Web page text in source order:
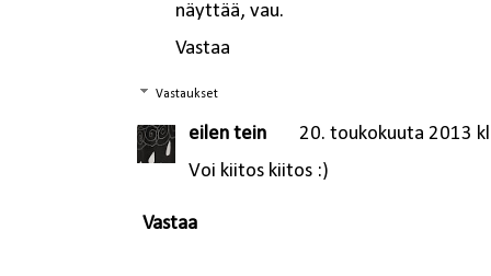
näyttää, vau.
Vastaa
Vastaukset
eilen tein
20. toukokuuta 2013
Voi kiitos kiitos :)
Vastaa